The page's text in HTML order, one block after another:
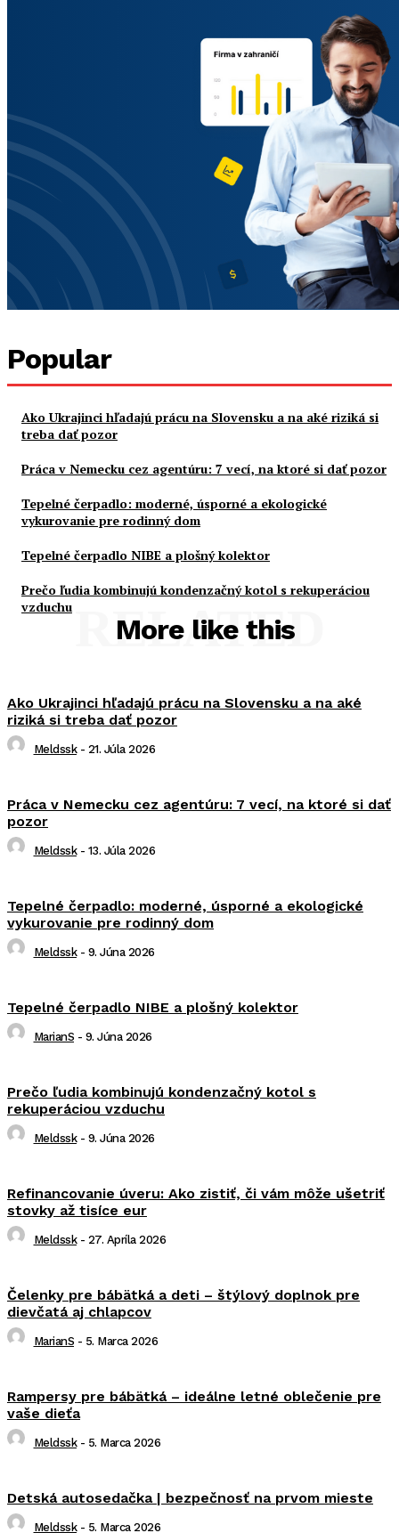
Popular
Ako Ukrajinci hľadajú prácu na Slovensku a na aké riziká si
treba dať pozor
Práca v Nemecku cez agentúru: 7 vecí, na ktoré si dať pozor
Tepelné čerpadlo: moderné, úsporné a ekologické
vykurovanie pre rodinný dom
Tepelné čerpadlo NIBE a plošný kolektor
Prečo ľudia kombinujú kondenzačný kotol s rekuperáciou
vzduchu
More like this
RELATED
Ako Ukrajinci hľadajú prácu na Slovensku a na aké
riziká si treba dať pozor
Meldssk - 21. Júla 2026
Práca v Nemecku cez agentúru: 7 vecí, na ktoré si dať
pozor
Meldssk - 13. Júla 2026
Tepelné čerpadlo: moderné, úsporné a ekologické
vykurovanie pre rodinný dom
Meldssk - 9. Júna 2026
Tepelné čerpadlo NIBE a plošný kolektor
MarianS - 9. Júna 2026
Prečo ľudia kombinujú kondenzačný kotol s
rekuperáciou vzduchu
Meldssk - 9. Júna 2026
Refinancovanie úveru: Ako zistiť, či vám môže ušetriť
stovky až tisíce eur
Meldssk - 27. Apríla 2026
Čelenky pre bábätká a deti – štýlový doplnok pre
dievčatá aj chlapcov
MarianS - 5. Marca 2026
Rampersy pre bábätká – ideálne letné oblečenie pre
vaše dieťa
Meldssk - 5. Marca 2026
Detská autosedačka | bezpečnosť na prvom mieste
Meldssk - 5. Marca 2026